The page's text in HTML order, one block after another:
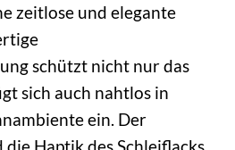
zeitlose und elegante
schützt nicht nur das
sich auch nahtlos in
ein. Der